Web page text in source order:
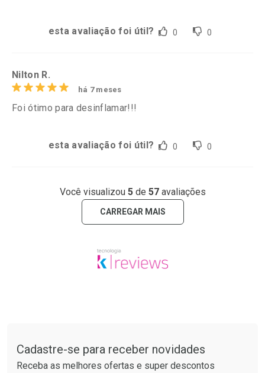
esta avaliação foi útil? 0 0
Nilton R.
há 7 meses
Foi ótimo para desinflamar!!!
esta avaliação foi útil? 0 0
Você visualizou 5de 57avaliações
CARREGAR MAIS
Cadastre-se para receber novidades
Receba as melhores ofertas e super descontos